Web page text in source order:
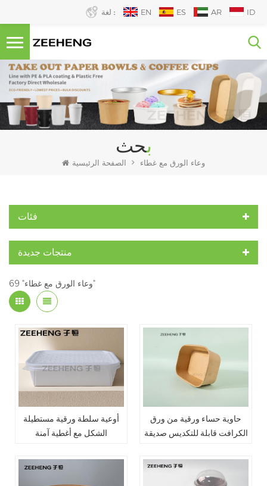
لغة : EN ES AR ID
بحث
الصفحة الرئيسية وعاء الورق مع غطاء
فئات
منتجات جديدة
69 "وعاء الورق مع غطاء"
أوعية سلطة ورقية مستطيلة
الشكل مع أغطية آمنة
مثالية للأطعمة الساخنة
حاوية حساء ورقية من ورق
الكرافت قابلة للتكديس صديقة